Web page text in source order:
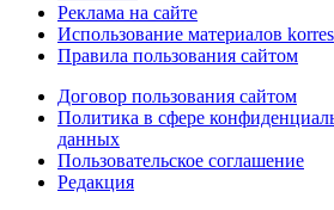
Реклама на сайте
Использование материалов
Правила пользования сайтом
Договор пользования сайтом
Политика в сфере
данных
Пользовательское соглашение
Редакция